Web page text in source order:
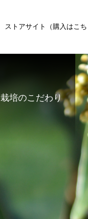
ストアサイト（購入はこ
栽培のこだわり